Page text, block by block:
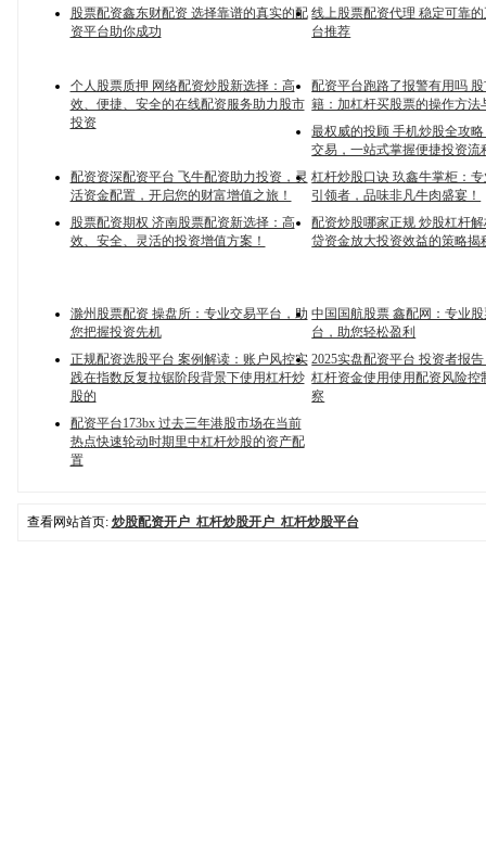
股票配资鑫东财配资 选择靠谱的真实的配
资平台助你成功
线上股票配资代理 稳定可靠
台推荐
个人股票质押 网络配资炒股新选择：高
效、便捷、安全的在线配资服务助力股市
投资
配资平台跑路了报警有用吗
籍：加杠杆买股票的操作方法
最权威的投顾 手机炒股全攻
交易，一站式掌握便捷投资流
配资资深配资平台 飞牛配资助力投资，灵
活资金配置，开启您的财富增值之旅！
杠杆炒股口诀 玖鑫牛掌柜：
引领者，品味非凡牛肉盛宴！
股票配资期权 济南股票配资新选择：高
效、安全、灵活的投资增值方案！
配资炒股哪家正规 炒股杠杆
贷资金放大投资效益的策略揭
滁州股票配资 操盘所：专业交易平台，助
您把握投资先机
中国国航股票 鑫配网：专业
台，助您轻松盈利
正规配资选股平台 案例解读：账户风控实
践在指数反复拉锯阶段背景下使用杠杆炒
股的
2025实盘配资平台 投资者报
杠杆资金使用使用配资风险控
察
配资平台173bx 过去三年港股市场在当前
热点快速轮动时期里中杠杆炒股的资产配
置
查看网站首页: 炒股配资开户_杠杆炒股开户_杠杆炒股平台